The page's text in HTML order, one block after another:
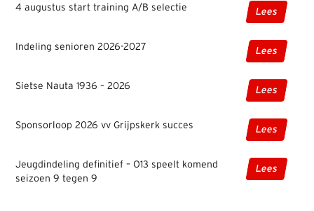
4 augustus start training A/B selectie Lees
Indeling senioren 2026-2027 Lees
Sietse Nauta 1936 – 2026 Lees
Sponsorloop 2026 vv Grijpskerk succes Lees
Jeugdindeling definitief – O13 speelt komend
seizoen 9 tegen 9
Lees